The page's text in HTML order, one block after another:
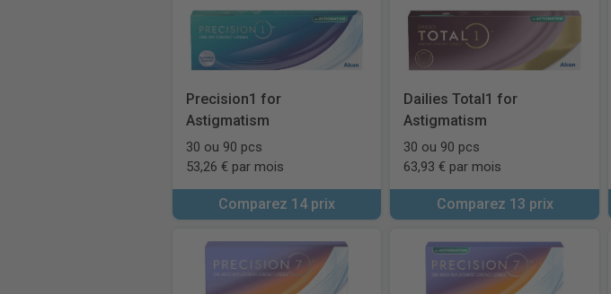
Precision1 for
Astigmatism
30 ou 90 pcs
53,26 € par mois
Comparez 14 prix
Dailies Total1 for
Astigmatism
30 ou 90 pcs
63,93 € par mois
Comparez 13 prix